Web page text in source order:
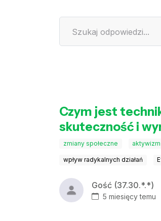
Czym jest
skuteczność i
zmiany społeczne aktywizm
wpływ radykalnych działań
Gość (37.30.*.*)
5 miesięcy temu